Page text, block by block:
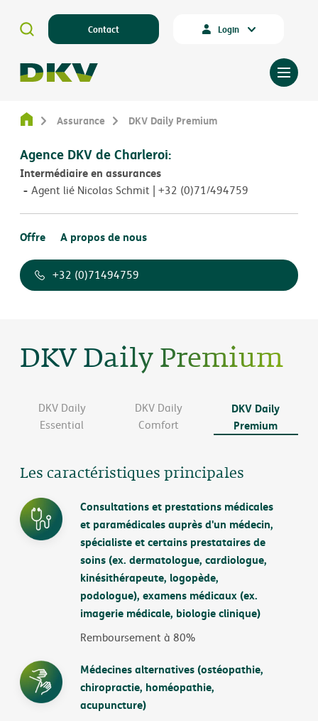
Contact Login
Agence DKV de Charleroi:
Intermédiaire en assurances
Agent lié Nicolas Schmit | +32 (0)71/494759
Offre A propos de nous
+32 (0)71494759
DKV Daily Premium
Assurance DKV Daily Premium
DKV Daily
Essential
DKV Daily
Comfort
DKV Daily
Premium
Les caractéristiques principales
Consultations et prestations médicales
et paramédicales auprès d'un médecin,
spécialiste et certains prestataires de
soins (ex. dermatologue, cardiologue,
kinésithérapeute, logopède,
podologue), examens médicaux (ex.
imagerie médicale, biologie clinique)
Remboursement à 80%
Médecines alternatives (ostéopathie,
chiropractie, homéopathie,
acupuncture)